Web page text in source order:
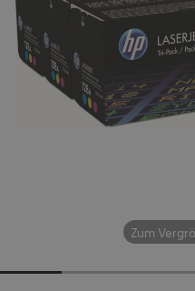
Zum